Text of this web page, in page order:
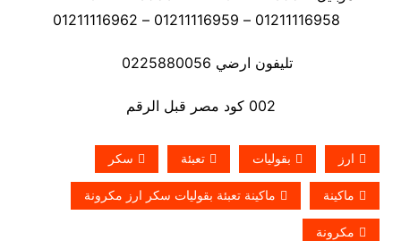
تليفون ارضي 0225880056
002 كود مصر قبل الرقم
ارز بقوليات تعبئة سكر
ماكينة ماكينة تعبئة بقوليات سكر ارز مكرونة
مكرونة